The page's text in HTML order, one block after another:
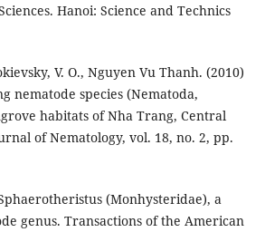
Hanoi: Science and Technics
V. O., Nguyen Vu Thanh. (2010)
nematode species (Nematoda,
habitats of Nha Trang, Central
of Nematology, vol. 18, no. 2, pp.
(Monhysteridae), a
genus. Transactions of the American